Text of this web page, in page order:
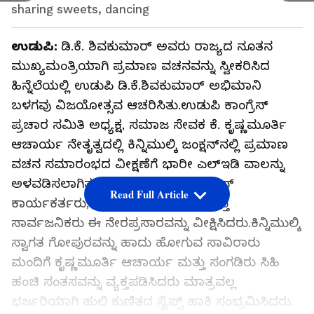
sharing sweets, dancing
ಉಡುಪಿ: ಡಿ.ಕೆ. ಶಿವಕುಮಾರ್ ಅವರು ರಾಜ್ಯದ ನೂತನ
ಮುಖ್ಯಮಂತ್ರಿಯಾಗಿ ಪ್ರಮಾಣ ವಚನವನ್ನು ಸ್ವೀಕರಿಸಿದ
ಹಿನ್ನೆಲೆಯಲ್ಲಿ ಉಡುಪಿ ಡಿ.ಕೆ.ಶಿವಕುಮಾರ್ ಅಭಿಮಾನಿ
ಬಳಗವು ವಿಜಯೋತ್ಸವ ಆಚರಿಸಿತು.ಉಡುಪಿ ಕಾಂಗ್ರೆಸ್
ಪ್ರಚಾರ ಸಮಿತಿ ಅಧ್ಯಕ್ಷ, ಸಮಾಜ ಸೇವಕ ಕೆ. ಕೃಷ್ಣಮೂರ್ತಿ
ಆಚಾರ್ಯ ನೇತೃತ್ವದಲ್ಲಿ ಕಿನ್ನಿಮುಲ್ಕಿ ಜಂಕ್ಷನ್‌ನಲ್ಲಿ ಪ್ರಮಾಣ
ವಚನ ಸಮಾರಂಭದ ವೀಕ್ಷಣೆಗೆ ಭಾರೀ ಎಲ್‌ಇಡಿ ವಾಲನ್ನು
ಅಳವಡಿಸಲಾಗಿತ್ತು, ನೂರಾರು ಮಂದಿ ಕಾಂಗ್ರೆಸ್
ಕಾರ್ಯಕರ್ತರು, ಡಿಕೆಶಿ ಅಭಿಮಾನಿಗಳು ಮತ್ತು
ಸಾರ್ವಜನಿಕರು ಈ ನೇರಪ್ರಸಾರವನ್ನು ವೀಕ್ಷಿಸಿದರು.ಕಿನ್ನಿಮುಲ್ಕಿ
ಸ್ವಾಗತ ಗೋಪುರವನ್ನು ಹಾದು ಹೋಗುವ ಸಾವಿರಾರು
ಮಂದಿಗೆ ಕೃಷ್ಣಮೂರ್ತಿ ಆಚಾರ್ಯ ಮತ್ತು ಸಂಗಡಿರು ಸಿಹಿ
ಹಂಚಿ ಸಂತಸವನ್ನು ವ್ಯಕ್ತಪಡಿಸಿದರು ಮಾತ್ರವಲ್ಲ
ಭರ್ಜರಿಯಾಗಿ ಹುಲಿ ಕುಣಿತದ ಸ್ಟೆಪ್ಸ್ ಹಾಕಿ ಸಂಭ್ರಮಿಸಿದರು.
Read Full Article